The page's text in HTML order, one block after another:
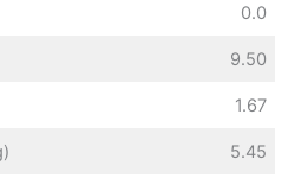
0.0
9.50
1.67
5.45